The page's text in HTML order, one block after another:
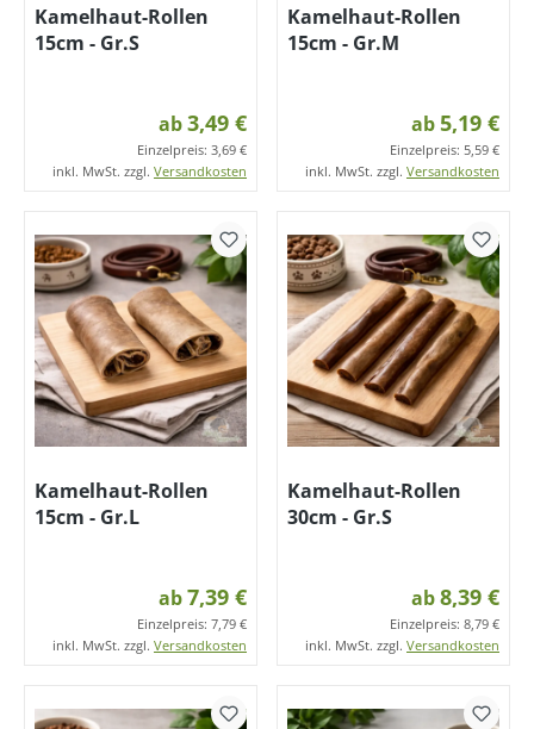
Kamelhaut-Rollen
15cm - Gr.S
ab3,49 €
Einzelpreis: 3,69 €
inkl. MwSt. zzgl. Versandkosten
Kamelhaut-Rollen
15cm - Gr.M
ab5,19 €
Einzelpreis: 5,59 €
inkl. MwSt. zzgl. Versandkosten
Kamelhaut-Rollen
15cm - Gr.L
ab7,39 €
Einzelpreis: 7,79 €
inkl. MwSt. zzgl. Versandkosten
Kamelhaut-Rollen
30cm - Gr.S
ab8,39 €
Einzelpreis: 8,79 €
inkl. MwSt. zzgl. Versandkosten